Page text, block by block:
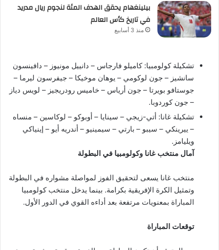
بيلينغهام يحقق الهدف المئة لنجوم ريال مدريد
في تاريخ كأس العالم
منذ 3 أسابيع
تشكيلة كولومبيا: كاميلو فارجاس – دانييل مونيوز – دافينسون
سانشيز – جون لوكومي – يوهان موخيكا – جيفرسون ليرما –
جوستافو بويرتا – جون أرياس – خاميس رودريجيز – لويس دياز
– جون كوردوبا.
تشكيلة غانا: أتي-زيجي – سينايا – أوبوكو – لوكاسين – منساه
– ييرينكي – سيبو – بارتي – سيمينيو – أندريه أيو – إينياكي
ويليامز.
آمال منتخب غانا وكولومبيا في البطولة
منتخب غانا يسعى لتحقيق الفوز لمواصلة مشواره في البطولة
وتمثيل الكرة الإفريقية بكرامة. بينما يدخل منتخب كولومبيا
المباراة بمعنويات مرتفعة بعد أداءه القوي في الدور الأول.
توقعات المباراة